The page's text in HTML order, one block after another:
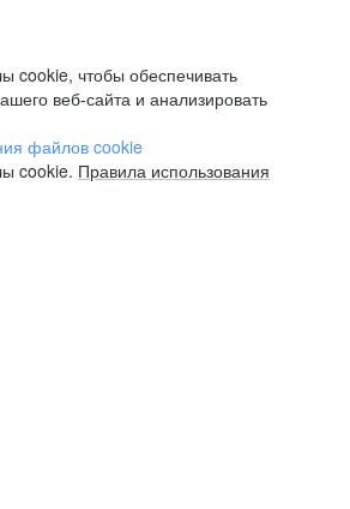
cookie, чтобы обеспечивать
веб-сайта и анализировать
файлов cookie
cookie. Правила использования